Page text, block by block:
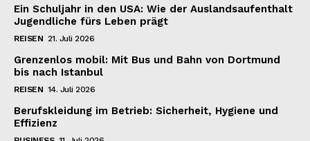
Ein Schuljahr in den USA: Wie der Auslandsaufenthalt
Jugendliche fürs Leben prägt
REISEN 21. Juli 2026
Grenzenlos mobil: Mit Bus und Bahn von Dortmund
bis nach Istanbul
REISEN 14. Juli 2026
Berufskleidung im Betrieb: Sicherheit, Hygiene und
Effizienz